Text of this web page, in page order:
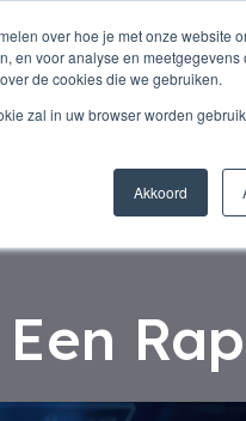
over hoe je met onze website
en voor analyse en meetgegevens
de cookies die we gebruiken.
zal in uw browser worden
Akkoord
Inspiratie